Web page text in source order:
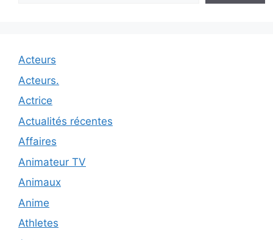
Acteurs
Acteurs.
Actrice
Actualités récentes
Affaires
Animateur TV
Animaux
Anime
Athletes